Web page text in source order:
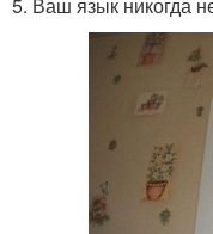
5. Ваш язык никогда